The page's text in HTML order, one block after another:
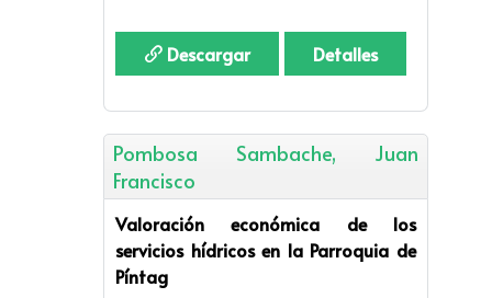
Descargar Detalles
Pombosa Sambache, Juan
Francisco
Valoración económica de los
servicios hídricos en la Parroquia de
Píntag